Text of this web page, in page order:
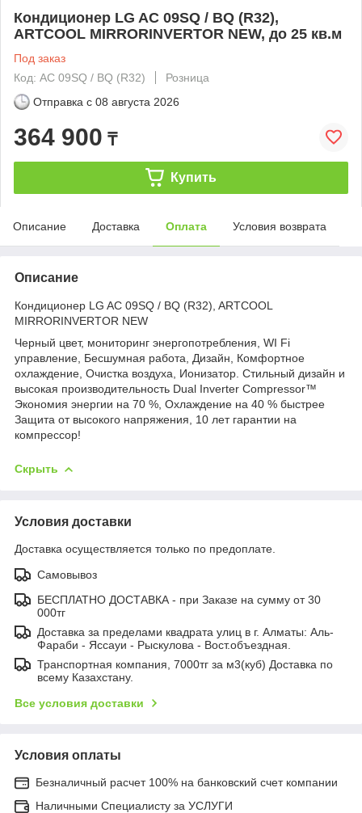
Кондиционер LG AC 09SQ / BQ (R32),
ARTCOOL MIRRORINVERTOR NEW, до 25 кв.м
Под заказ
Код: AC 09SQ / BQ (R32)
Розница
Отправка с 08 августа 2026
364 900 ₸
Купить
Описание Доставка Оплата Условия возврата
Описание
Кондиционер LG AC 09SQ / BQ (R32), ARTCOOL
MIRRORINVERTOR NEW
Черный цвет, мониторинг энергопотребления, WI Fi
управление, Бесшумная работа, Дизайн, Комфортное
охлаждение, Очистка воздуха, Ионизатор. Стильный дизайн и
высокая производительность Dual Inverter Compressor™
Экономия энергии на 70 %, Охлаждение на 40 % быстрее
Защита от высокого напряжения, 10 лет гарантии на
компрессор!
Скрыть
Условия доставки
Доставка осуществляется только по предоплате.
Самовывоз
БЕСПЛАТНО ДОСТАВКА - при Заказе на сумму от 30
000тг
Доставка за пределами квадрата улиц в г. Алматы: Аль-
Фараби - Яссауи - Рыскулова - Вост.объездная.
Транспортная компания, 7000тг за м3(куб) Доставка по
всему Казахстану.
Все условия доставки
Условия оплаты
Безналичный расчет 100% на банковский счет компании
Наличными Специалисту за УСЛУГИ